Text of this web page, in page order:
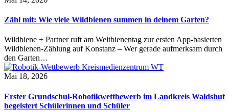
Zähl mit: Wie viele Wildbienen summen in deinem Garten?
Wildbiene + Partner ruft am Weltbienentag zur ersten App-basierten
Wildbienen-Zählung auf Konstanz – Wer gerade aufmerksam durch
den Garten…
Mai 18, 2026
Erster Grundschul-Robotikwettbewerb im Landkreis Waldshut
begeistert Schülerinnen und Schüler